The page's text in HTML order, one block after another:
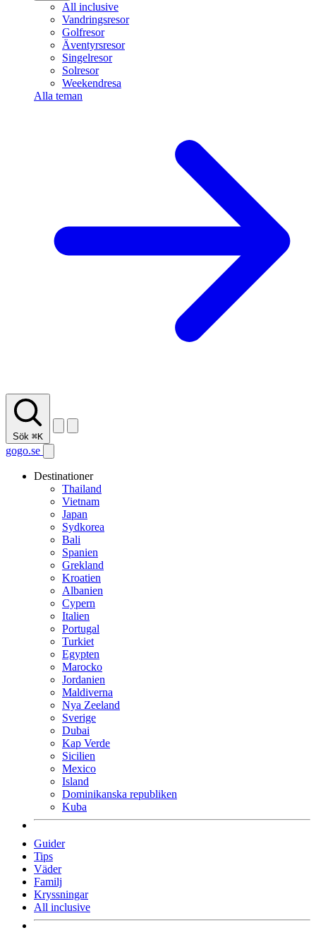
All inclusive
Vandringsresor
Golfresor
Äventyrsresor
Singelresor
Solresor
Weekendresa
Alla teman
Sök ⌘K
gogo.se
Destinationer
Thailand
Vietnam
Japan
Sydkorea
Bali
Spanien
Grekland
Kroatien
Albanien
Cypern
Italien
Portugal
Turkiet
Egypten
Marocko
Jordanien
Maldiverna
Nya Zeeland
Sverige
Dubai
Kap Verde
Sicilien
Mexico
Island
Dominikanska republiken
Kuba
Guider
Tips
Väder
Familj
Kryssningar
All inclusive